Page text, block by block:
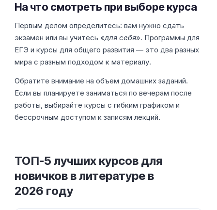
На что смотреть при выборе курса
Первым делом определитесь: вам нужно сдать
экзамен или вы учитесь «для себя». Программы для
ЕГЭ и курсы для общего развития — это два разных
мира с разным подходом к материалу.
Обратите внимание на объем домашних заданий.
Если вы планируете заниматься по вечерам после
работы, выбирайте курсы с гибким графиком и
бессрочным доступом к записям лекций.
ТОП-5 лучших курсов для
новичков в литературе в
2026 году